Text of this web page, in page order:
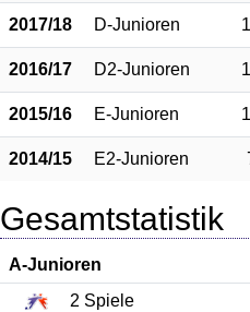
2017/18 D-Junioren
2016/17 D2-Junioren
2015/16 E-Junioren
2014/15 E2-Junioren
Gesamtstatistik
A-Junioren
2 Spiele